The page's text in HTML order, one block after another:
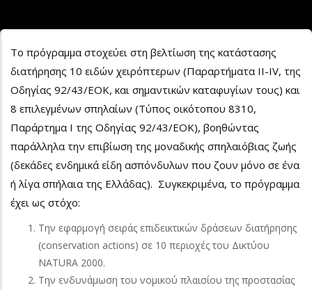
Το πρόγραμμα στοχεύει στη βελτίωση της κατάστασης
διατήρησης 10 ειδών χειρόπτερων (Παραρτήματα II-IV, της
Οδηγίας 92/43/ΕΟΚ, και σημαντικών καταφυγίων τους) και
8 επιλεγμένων σπηλαίων (Τύπος οικότοπου 8310,
Παράρτημα Ι της Οδηγίας 92/43/ΕΟΚ), βοηθώντας
παράλληλα την επιβίωση της μοναδικής σπηλαιόβιας ζωής
(δεκάδες ενδημικά είδη ασπόνδυλων που ζουν μόνο σε ένα
ή λίγα σπήλαια της Ελλάδας). Συγκεκριμένα, το πρόγραμμα
έχει ως στόχο:
Την εφαρμογή σειράς επιδεικτικών δράσεων διατήρησης
(conservation actions) σε 10 περιοχές του Δικτύου
NATURA 2000.
Την ενδυνάμωση του νομικού πλαισίου της προστασίας